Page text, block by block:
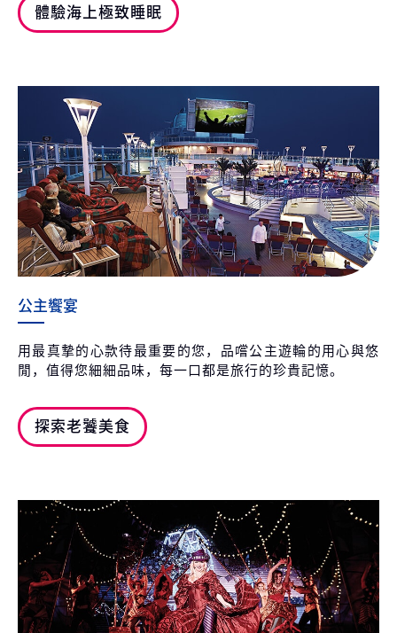
體驗海上極致睡眠
公主饗宴
用最真摯的心款待最重要的您，品嚐公主遊輪的用心與悠
閒，值得您細細品味，每一口都是旅行的珍貴記憶。
探索老饕美食